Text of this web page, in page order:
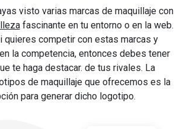
visto varias marcas de maquillaje con
fascinante en tu entorno o en la web.
quieres competir con estas marcas y
la competencia, entonces debes tener
te haga destacar. de tus rivales. La
de maquillaje que ofrecemos es la
para generar dicho logotipo.